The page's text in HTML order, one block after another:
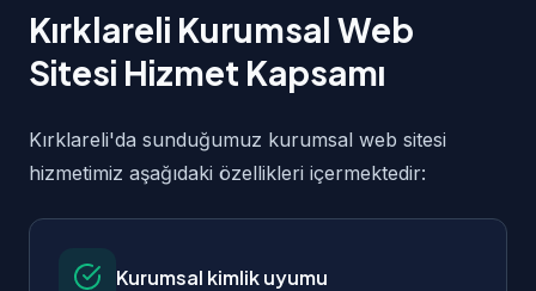
Kırklareli Kurumsal Web
Sitesi Hizmet Kapsamı
Kırklareli'da sunduğumuz kurumsal web sitesi
hizmetimiz aşağıdaki özellikleri içermektedir:
Kurumsal kimlik uyumu